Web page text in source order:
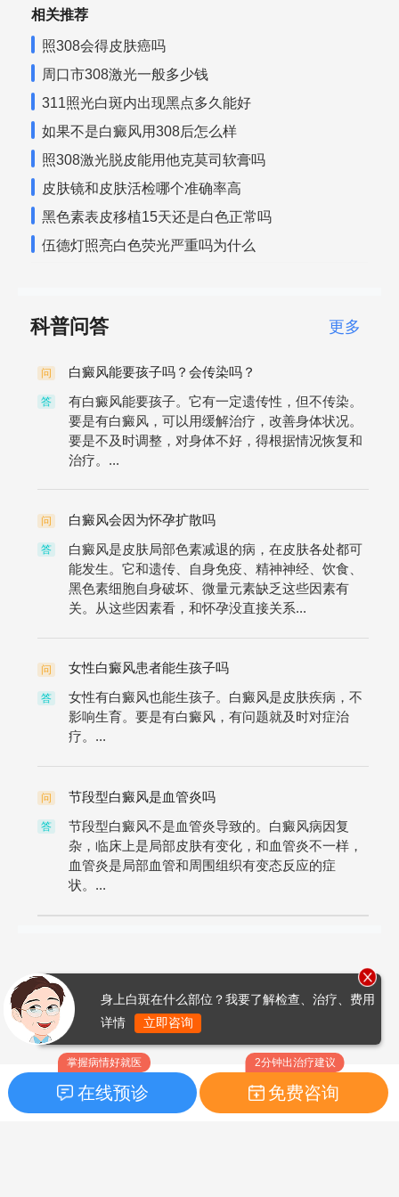
相关推荐
照308会得皮肤癌吗
周口市308激光一般多少钱
311照光白斑内出现黑点多久能好
如果不是白癜风用308后怎么样
照308激光脱皮能用他克莫司软膏吗
皮肤镜和皮肤活检哪个准确率高
黑色素表皮移植15天还是白色正常吗
伍德灯照亮白色荧光严重吗为什么
科普问答 更多
问 白癜风能要孩子吗？会传染吗？
答
有白癜风能要孩子。它有一定遗传性，但不传染。
要是有白癜风，可以用缓解治疗，改善身体状况。
要是不及时调整，对身体不好，得根据情况恢复和
治疗。...
问 白癜风会因为怀孕扩散吗
答
白癜风是皮肤局部色素减退的病，在皮肤各处都可
能发生。它和遗传、自身免疫、精神神经、饮食、
黑色素细胞自身破坏、微量元素缺乏这些因素有
关。从这些因素看，和怀孕没直接关系...
问 女性白癜风患者能生孩子吗
答
女性有白癜风也能生孩子。白癜风是皮肤疾病，不
影响生育。要是有白癜风，有问题就及时对症治
疗。...
问 节段型白癜风是血管炎吗
答
节段型白癜风不是血管炎导致的。白癜风病因复
杂，临床上是局部皮肤有变化，和血管炎不一样，
血管炎是局部血管和周围组织有变态反应的症
状。...
掌握病情好就医
在线预诊
2分钟出治疗建议
免费咨询
身上白斑在什么部位？我要了解检查、治疗、费用
详情
立即咨询